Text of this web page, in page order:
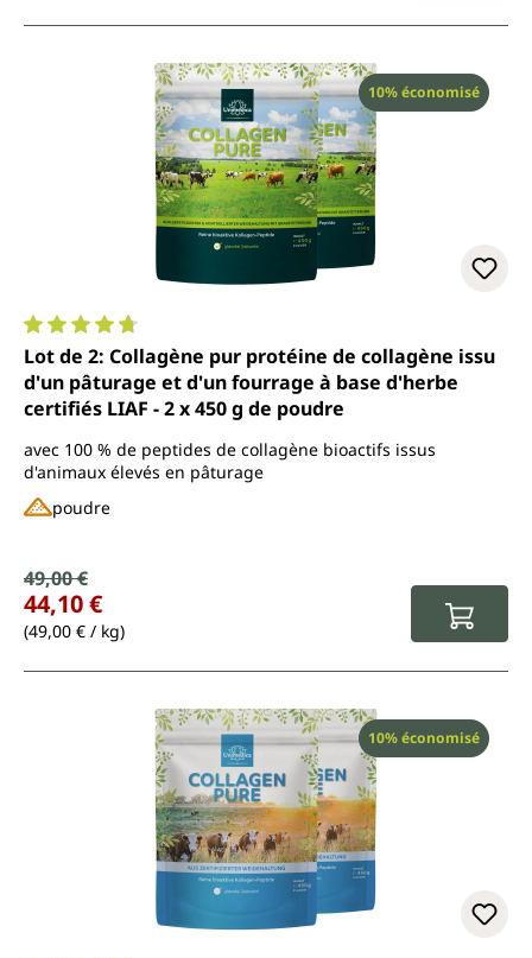
Réduction
10% économisé
Note moyenne de 4.7 sur 5 étoiles
Lot de 2: Collagène pur protéine de collagène issu
d'un pâturage et d'un fourrage à base d'herbe
certifiés LIAF - 2 x 450 g de poudre
avec 100 % de peptides de collagène bioactifs issus
d'animaux élevés en pâturage
poudre
Prix de vente :
Prix régulier :
49,00 €
44,10 €
(49,00 € / kg)
Réduction
10% économisé